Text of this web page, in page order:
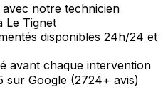
notre technicien
Le Tignet
disponibles 24h/24 et
avant chaque intervention
sur Google (2724+ avis)